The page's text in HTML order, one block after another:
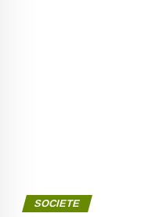
SOCIETE